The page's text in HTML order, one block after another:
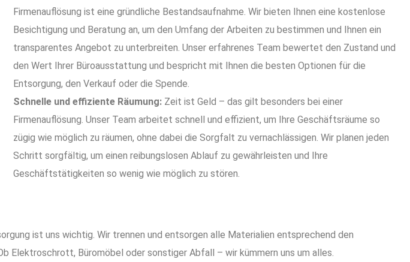
Firmenauflösung ist eine gründliche Bestandsaufnahme. Wir bieten Ihnen eine kostenlose
Besichtigung und Beratung an, um den Umfang der Arbeiten zu bestimmen und Ihnen ein
transparentes Angebot zu unterbreiten. Unser erfahrenes Team bewertet den Zustand und
den Wert Ihrer Büroausstattung und bespricht mit Ihnen die besten Optionen für die
Entsorgung, den Verkauf oder die Spende.
Schnelle und effiziente Räumung: Zeit ist Geld – das gilt besonders bei einer
Firmenauflösung. Unser Team arbeitet schnell und effizient, um Ihre Geschäftsräume so
zügig wie möglich zu räumen, ohne dabei die Sorgfalt zu vernachlässigen. Wir planen jeden
Schritt sorgfältig, um einen reibungslosen Ablauf zu gewährleisten und Ihre
Geschäftstätigkeiten so wenig wie möglich zu stören.
ist uns wichtig. Wir trennen und entsorgen alle Materialien entsprechend den
Elektroschrott, Büromöbel oder sonstiger Abfall – wir kümmern uns um alles.